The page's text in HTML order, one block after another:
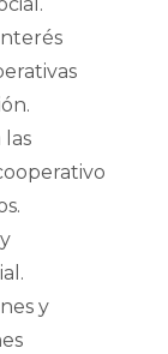
las
y